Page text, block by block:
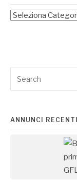
for:
ANNUNCI RECENTI